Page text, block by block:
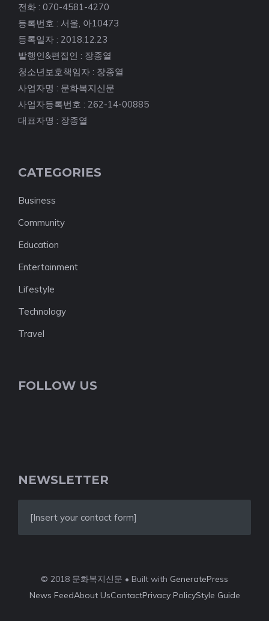
전화 : 070-4581-4270
등록번호 : 서울, 아10473
등록일자 : 2018.12.23
발행인&편집인 : 장종열
청소년보호책임자 : 장종열
사업자명 : 문화복지신문
사업자등록번호 : 262-14-00885
대표자명 : 장종열
CATEGORIES
Business
Community
Education
Entertainment
Lifestyle
Technology
Travel
FOLLOW US
NEWSLETTER
[Insert your contact form]
© 2018 문화복지신문 • Built with GeneratePress
News FeedAbout UsContactPrivacy PolicyStyle Guide